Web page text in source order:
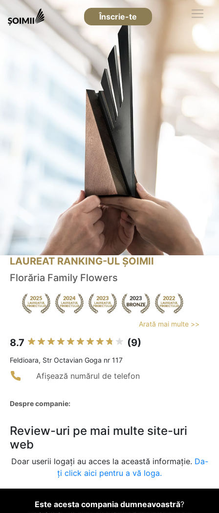
Înscrie-te
LAUREAT RANKING-UL ȘOIMII
Florăria Family Flowers
Arată mai multe >>
8.7 (9)
Feldioara, Str Octavian Goga nr 117
Afișează numărul de telefon
Despre companie:
Review-uri pe mai multe site-uri
web
Doar userii logați au acces la această informație. Da-
ți click aici pentru a vă loga.
Este acesta compania dumneavoastră?